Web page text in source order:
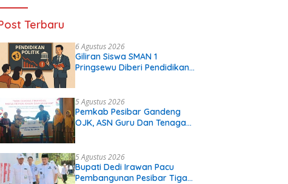
Terbaru
6 Agustus 2026
Giliran Siswa SMAN 1
Pringsewu Diberi Pendidikan
5 Agustus 2026
Pemkab Pesibar Gandeng
OJK, ASN Guru Dan Tenaga
5 Agustus 2026
Bupati Dedi Irawan Pacu
Pembangunan Pesibar Tiga